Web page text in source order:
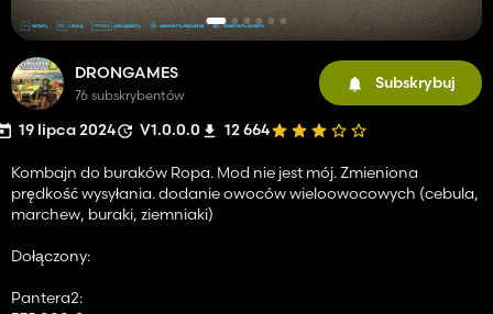
DRONGAMES
76 subskrybentów
Subskrybuj
19 lipca 2024 V1.0.0.0 12 664
Kombajn do buraków Ropa. Mod nie jest mój. Zmieniona
prędkość wysyłania. dodanie owoców wieloowocowych (cebula,
marchew, buraki, ziemniaki)
Dołączony:
Pantera2: